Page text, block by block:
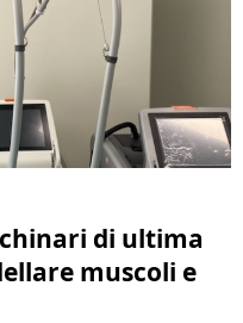
di ultima
muscoli e